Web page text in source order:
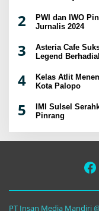
2
PWI dan IWO
Jurnalis 2024
3
Asteria Cafe
Legend
4
Kelas Atlit
Kota Palopo
5
IMI Sulsel
Pinrang
PT Insan Media Mandiri